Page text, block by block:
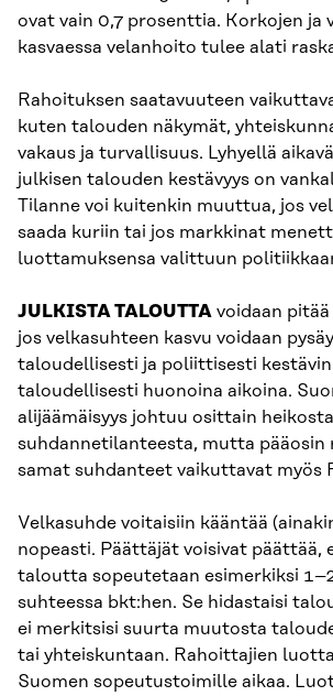
ovat vain 0,7 prosenttia. Korkojen ja
kasvaessa velanhoito tulee alati
Rahoituksen saatavuuteen
kuten talouden näkymät,
vakaus ja turvallisuus. Lyhyellä
julkisen talouden kestävyys on
Tilanne voi kuitenkin muuttua, jos
saada kuriin tai jos markkinat
luottamuksensa valittuun
JULKISTA TALOUTTA voidaan
jos velkasuhteen kasvu voidaan
taloudellisesti ja poliittisesti
taloudellisesti huonoina aikoina.
alijäämäisyys johtuu osittain heikosta
suhdannetilanteesta, mutta pääosin
samat suhdanteet vaikuttavat myös
Velkasuhde voitaisiin kääntää
nopeasti. Päättäjät voisivat päättää,
taloutta sopeutetaan esimerkiksi
suhteessa bkt:hen. Se hidastaisi
ei merkitsisi suurta muutosta
tai yhteiskuntaan. Rahoittajien
Suomen sopeutustoimille aikaa.